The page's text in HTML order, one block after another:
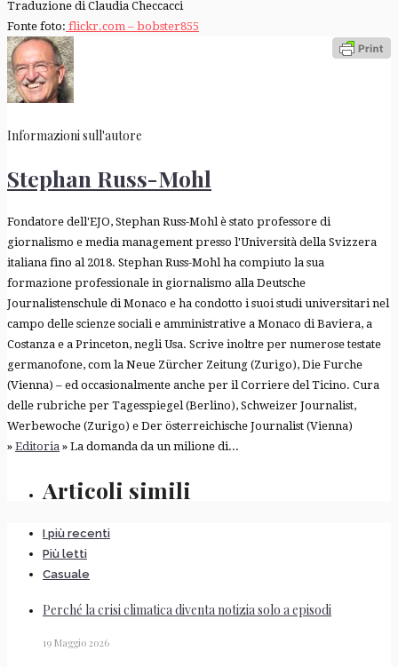
Traduzione di Claudia Checcacci
Fonte foto: flickr.com – bobster855
Informazioni sull'autore
Stephan Russ-Mohl
Fondatore dell'EJO, Stephan Russ-Mohl è stato professore di
giornalismo e media management presso l'Università della Svizzera
italiana fino al 2018. Stephan Russ-Mohl ha compiuto la sua
formazione professionale in giornalismo alla Deutsche
Journalistenschule di Monaco e ha condotto i suoi studi universitari nel
campo delle scienze sociali e amministrative a Monaco di Baviera, a
Costanza e a Princeton, negli Usa. Scrive inoltre per numerose testate
germanofone, com la Neue Zürcher Zeitung (Zurigo), Die Furche
(Vienna) – ed occasionalmente anche per il Corriere del Ticino. Cura
delle rubriche per Tagesspiegel (Berlino), Schweizer Journalist,
Werbewoche (Zurigo) e Der österreichische Journalist (Vienna)
» Editoria » La domanda da un milione di...
Articoli simili
I più recenti
Più letti
Casuale
Perché la crisi climatica diventa notizia solo a episodi
19 Maggio 2026